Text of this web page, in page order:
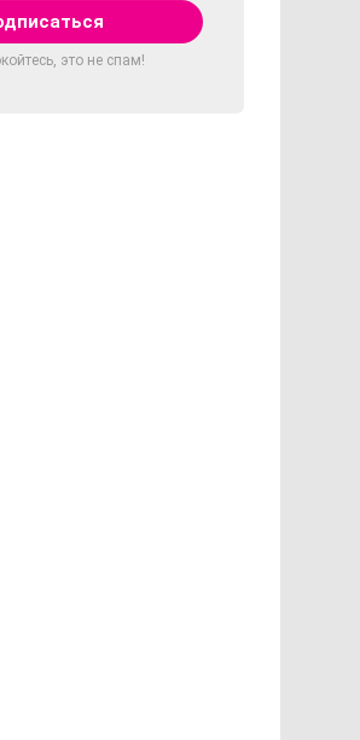
это не спам!